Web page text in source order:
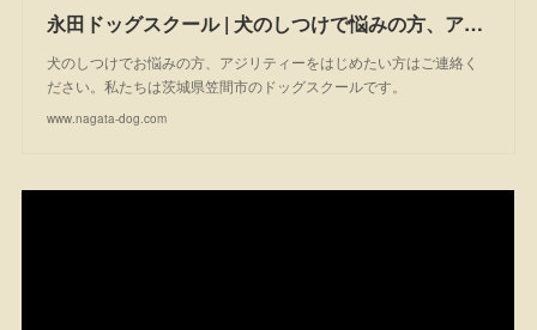
永田ドッグスクール | 犬のしつけで悩みの方、アジリティーを始めたい方は一度ご相談ください。私たちは茨城県笠間市のドッグスクールです。
犬のしつけでお悩みの方、アジリティーをはじめたい方はご連絡く
ださい。私たちは茨城県笠間市のドッグスクールです。
www.nagata-dog.com